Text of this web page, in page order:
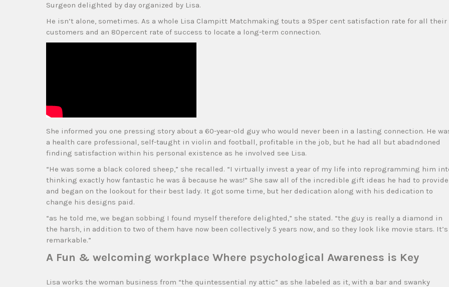
Surgeon delighted by day organized by Lisa.
He isn’t alone, sometimes. As a whole Lisa Clampitt Matchmaking touts a 95per cent satisfaction rate for all their
customers and an 80percent rate of success to locate a long-term connection.
She informed you one pressing story about a 60-year-old guy who would never been in a lasting connection. He
a health care professional, self-taught in violin and football, profitable in the job, but he had all but abadndoned
finding satisfaction within his personal existence as he involved see Lisa.
“He was some a black colored sheep,” she recalled. “I virtually invest a year of my life into reprogramming him
thinking exactly how fantastic he was â because he was!” She saw all of the incredible gift ideas he had to provide
and began on the lookout for their best lady. It got some time, but her dedication along with his dedication to
change his designs paid.
“as he told me, we began sobbing I found myself therefore delighted,” she stated. “the guy is really a diamond in
the harsh, in addition to two of them have now been collectively 5 years now, and so they look like movie stars. It’s
remarkable.”
A Fun & welcoming workplace Where psychological Awareness is Key
Lisa works the woman business from “the quintessential ny attic” as she labeled as it, with a bar and swanky